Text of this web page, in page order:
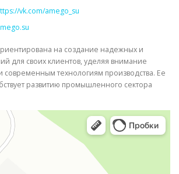
vk.com/amego_su
на создание надежных и
для своих клиентов, уделяя внимание
современным технологиям производства. Ее
развитию промышленного сектора